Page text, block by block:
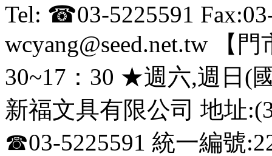
Tel: ☎03-5225591
wcyang@seed.net.tw 【
30~17：30 ★週六,週日(
新福文具有限公司 地址
☎03-5225591 統一編號